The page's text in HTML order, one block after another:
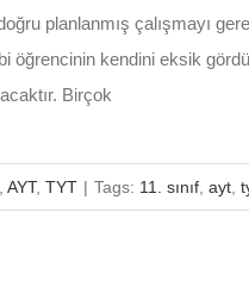
planlanmış çalışmayı
öğrencinin kendini eksik
Birçok
AYT, TYT | Tags: 11. sınıf ayt